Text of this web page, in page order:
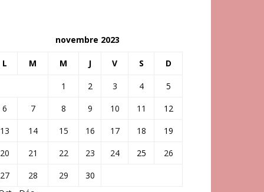
novembre 2023
L M M J V S D
1 2 3 4
5
6
7 8 9 10 11
12
13
14 15 16 17 18
19
20
21 22 23 24 25
26
27
28 29
30